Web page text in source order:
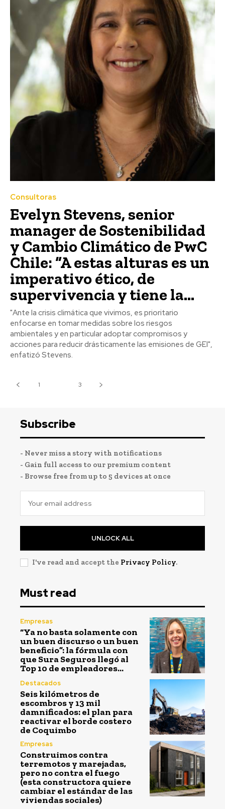
Consultoras
Evelyn Stevens, senior
manager de Sostenibilidad
y Cambio Climático de PwC
Chile: “A estas alturas es un
imperativo ético, de
supervivencia y tiene la...
"Ante la crisis climática que vivimos, es prioritario
enfocarse en tomar medidas sobre los riesgos
ambientales y en particular adoptar compromisos y
acciones para reducir drásticamente las emisiones de GEI",
enfatizó Stevens.
1 3
Subscribe
- Never miss a story with notifications
- Gain full access to our premium content
- Browse free from up to 5 devices at once
UNLOCK ALL
I've read and accept the Privacy Policy.
Must read
Empresas
“Ya no basta solamente con
un buen discurso o un buen
beneficio”: la fórmula con
que Sura Seguros llegó al
Top 10 de empleadores...
Destacados
Seis kilómetros de
escombros y 13 mil
damnificados: el plan para
reactivar el borde costero
de Coquimbo
Empresas
Construimos contra
terremotos y marejadas,
pero no contra el fuego
(esta constructora quiere
cambiar el estándar de las
viviendas sociales)